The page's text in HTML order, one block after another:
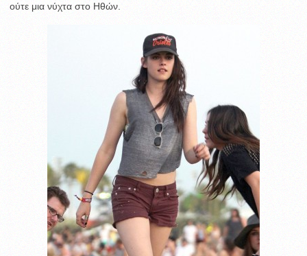
ούτε μια νύχτα στο Ηθών.